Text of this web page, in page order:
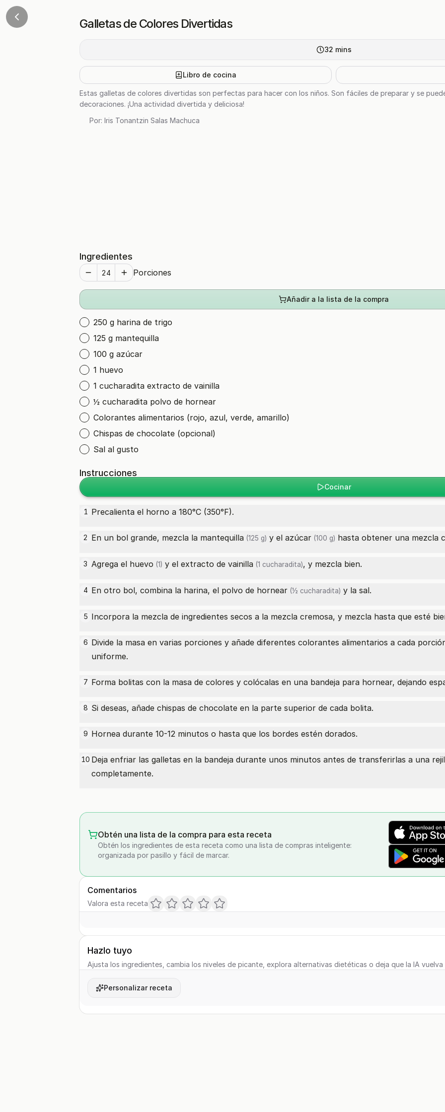
Galletas de Colores Divertidas
32 mins
Libro de cocina
Estas galletas de colores divertidas son perfectas para hacer con los niños. Son fáciles de preparar y se
decoraciones. ¡Una actividad divertida y deliciosa!
Por: Iris Tonantzin Salas Machuca
Ingredientes
Porciones
Añadir a la lista de la compra
250 g harina de trigo
125 g mantequilla
100 g azúcar
1 huevo
1 cucharadita extracto de vainilla
½ cucharadita polvo de hornear
Colorantes alimentarios (rojo, azul, verde, amarillo)
Chispas de chocolate (opcional)
Sal al gusto
Instrucciones
Cocinar
1 Precalienta el horno a 180°C (350°F).
2 En un bol grande, mezcla la mantequilla (125 g) y el azúcar (100 g) hasta obtener una mezcla
3 Agrega el huevo (1) y el extracto de vainilla (1 cucharadita), y mezcla bien.
4 En otro bol, combina la harina, el polvo de hornear (½ cucharadita) y la sal.
5 Incorpora la mezcla de ingredientes secos a la mezcla cremosa, y mezcla hasta que esté
6 Divide la masa en varias porciones y añade diferentes colorantes alimentarios a cada
uniforme.
7 Forma bolitas con la masa de colores y colócalas en una bandeja para hornear, dejando
8 Si deseas, añade chispas de chocolate en la parte superior de cada bolita.
9 Hornea durante 10-12 minutos o hasta que los bordes estén dorados.
10 Deja enfriar las galletas en la bandeja durante unos minutos antes de transferirlas a una
completamente.
Obtén una lista de la compra para esta receta
Obtén los ingredientes de esta receta como una lista de compras inteligente:
organizada por pasillo y fácil de marcar.
Comentarios
Valora esta receta
Hazlo tuyo
Ajusta los ingredientes, cambia los niveles de picante, explora alternativas dietéticas o deja que la IA vuelva
Personalizar receta